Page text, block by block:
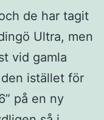
de har tagit
Ultra, men
vid gamla
istället för
på en ny